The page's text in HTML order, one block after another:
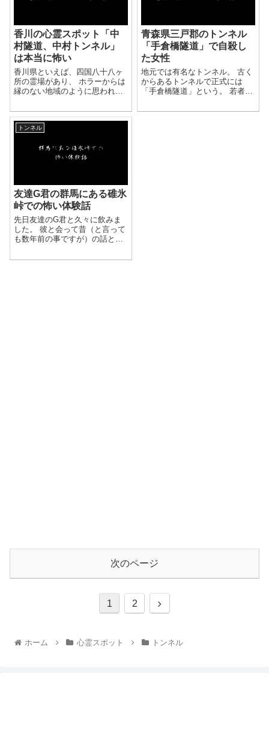
香川の心霊スポット「中
村隧道、中村トンネル」
は本当に怖い
香川県といえば、四国八十八ヶ
所の霊場があり、 ホラーからは
縁のない地域のように思われま
元の人がよく知るホラースポッ
トを取り上げます。 私が勤めて
いたのは土木コンサル系の会社
青森県三戸郡のトンネル
「手倉橋隧道」で自殺し
た女性
地元では有名なトンネル。 古く
からあるトンネルで正式には
「手倉橋隧道」という。 若者た
の、その出で立ちと不気味な雰
トンネル
友達G君の群馬にある碓氷
峠での怖い体験話
先日友達のG君と久々に飲みま
した。 彼と会って昔（と言って
も数年前の事ですが）の話と体
峠での体験を聞いて 思い出した
次のページ
1 2
ホーム 心霊スポット トンネル